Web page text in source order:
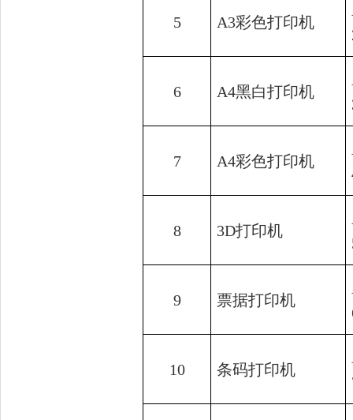
5 A3彩色打印机
6 A4黑白打印机
7 A4彩色打印机
8 3D打印机
9 票据打印机
10 条码打印机